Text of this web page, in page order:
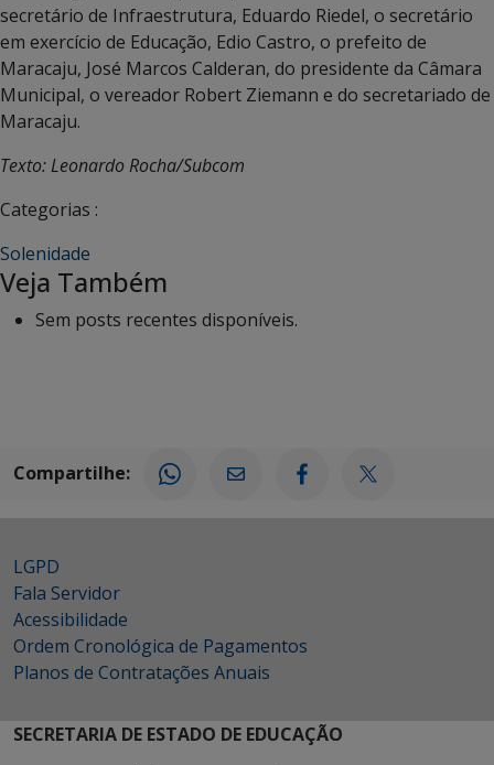
secretário de Infraestrutura, Eduardo Riedel, o secretário
em exercício de Educação, Edio Castro, o prefeito de
Maracaju, José Marcos Calderan, do presidente da Câmara
Municipal, o vereador Robert Ziemann e do secretariado de
Maracaju.
Texto: Leonardo Rocha/Subcom
Categorias :
Solenidade
Veja Também
Sem posts recentes disponíveis.
Compartilhe:
LGPD
Fala Servidor
Acessibilidade
Ordem Cronológica de Pagamentos
Planos de Contratações Anuais
SECRETARIA DE ESTADO DE EDUCAÇÃO